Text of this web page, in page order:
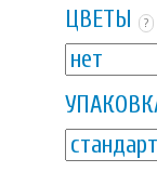
ЦВЕТЫ ?